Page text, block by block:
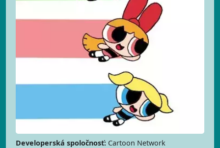
Developerská spoločnosť: Cartoon Network